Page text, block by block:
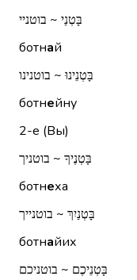
בָּטְנַי ~ בוטניי
ботнай
בָּטְנֵינוּ ~ בוטנינו
ботнейну
2-е (Вы)
בָּטְנֶיךָ ~ בוטניך
ботнеха
בָּטְנַיִךְ ~ בוטנייך
ботнайих
בָּטְנֵיכֶם ~ בוטניכם